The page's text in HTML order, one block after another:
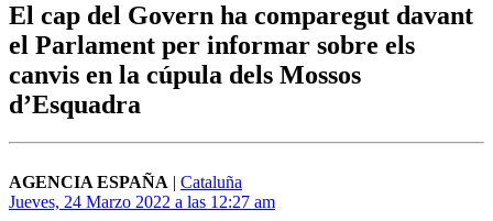
El cap del Govern ha comparegut davant
el Parlament per informar sobre els
canvis en la cúpula dels Mossos
d’Esquadra
AGENCIA ESPAÑA | Cataluña
Jueves, 24 Marzo 2022 a las 12:27 am